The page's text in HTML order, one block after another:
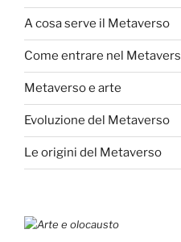
A cosa serve il Metaverso
Come entrare nel
Metaverso e arte
Evoluzione del Metaverso
Le origini del Metaverso